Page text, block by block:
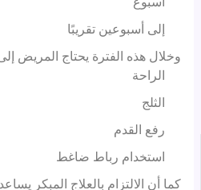
إلى أسبوعين تقريبًا
وخلال هذه الفترة يحتاج المريض
الراحة
الثلج
رفع القدم
استخدام رباط ضاغط
كما أن الالتزام بالعلاج المبكر